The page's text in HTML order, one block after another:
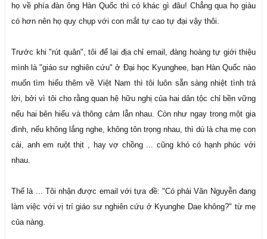
họ về phía đàn ông Hàn Quốc thì có khác gì đâu! Chẳng qua họ giàu
có hơn nên họ quy chụp với con mắt tự cao tự đại vậy thôi.
Trước khi "rút quân", tôi để lại địa chỉ email, đàng hoàng tự giới thiệu
mình là "giáo sư nghiên cứu" ở Đại học Kyunghee, bạn Hàn Quốc nào
muốn tìm hiểu thêm về Việt Nam thì tôi luôn sẵn sàng nhiệt tình trả
lời, bởi vì tôi cho rằng quan hệ hữu nghị của hai dân tộc chỉ bền vững
nếu hai bên hiểu và thông cảm lẫn nhau. Còn như ngay trong một gia
đình, nếu không lắng nghe, không tôn trọng nhau, thì dù là cha mẹ con
cái, anh em ruột thịt , hay vợ chồng ... cũng khó có hạnh phúc với
nhau.
Thế là ... Tôi nhận được email với tựa đề: "Có phải Văn Nguyễn đang
làm việc với vị trí giáo sư nghiên cứu ở Kyunghe Dae không?" từ mẹ
của nàng.